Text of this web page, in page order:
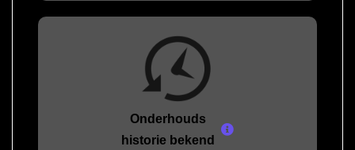
Onderhouds
historie bekend